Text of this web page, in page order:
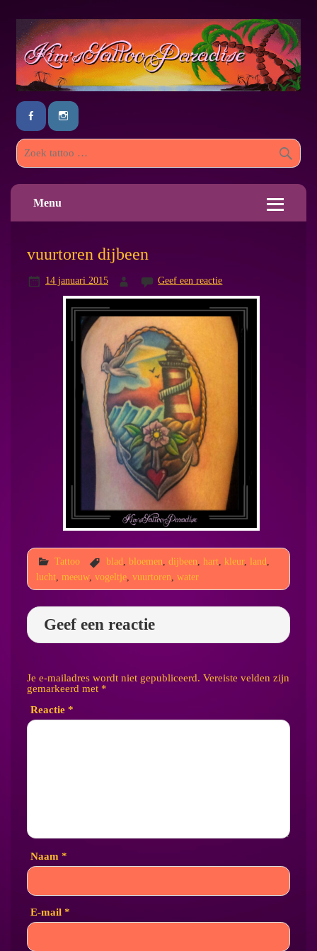
Menu
vuurtoren dijbeen
14 januari 2015 Geef een reactie
Tattoo blad bloemen dijbeen hart, kleur, land
lucht, meeuw, vogeltje, vuurtoren water
Geef een reactie
Je e-mailadres wordt niet gepubliceerd. Vereiste velden zijn
gemarkeerd met *
Reactie *
Naam *
E-mail *